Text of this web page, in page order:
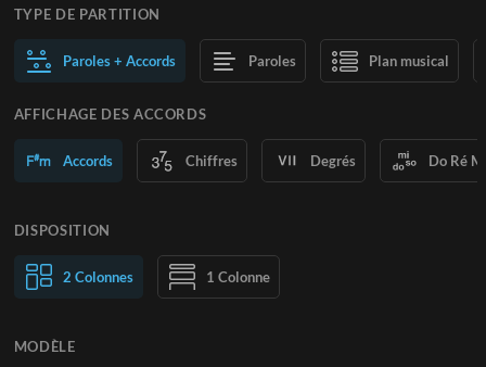
TYPE DE PARTITION
Paroles + Accords Paroles Plan musical
AFFICHAGE DES ACCORDS
Accords Chiffres Degrés Do Ré
DISPOSITION
2 Colonnes 1 Colonne
MODÈLE